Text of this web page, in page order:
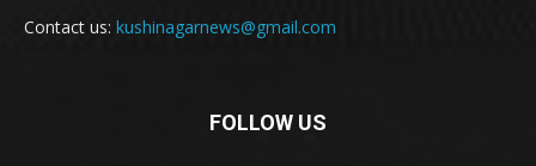
Contact us: kushinagarnews@gmail.com
FOLLOW US